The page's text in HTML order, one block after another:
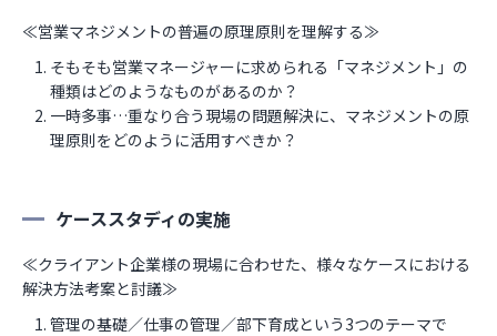
≪営業マネジメントの普遍の原理原則を理解する≫
そもそも営業マネージャーに求められる「マネジメント」の
種類はどのようなものがあるのか？
一時多事…重なり合う現場の問題解決に、マネジメントの原
理原則をどのように活用すべきか？
ケーススタディの実施
≪クライアント企業様の現場に合わせた、様々なケースにおける
解決方法考案と討議≫
管理の基礎／仕事の管理／部下育成という3つのテーマで